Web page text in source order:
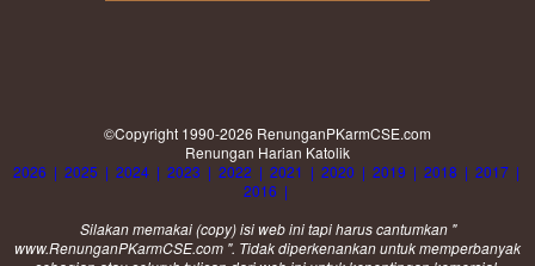
©Copyright 1990-2026 RenunganPKarmCSE.com
Renungan Harian Katolik
2026 | 2025 | 2024 | 2023 | 2022 | 2021 | 2020 | 2019 | 2018 | 2017 |
2016 |
Silakan memakai (copy) isi web ini tapi harus cantumkan "
www.RenunganPKarmCSE.com ". Tidak diperkenankan untuk memperbanyak